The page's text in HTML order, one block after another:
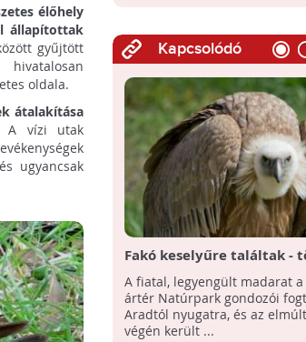
élőhely
állapítottak
gyűjtött
oldala.
átalakítása
A vízi utak
ugyancsak
Kapcsolódó
Fakó keselyűre találtak -
70 éve tűnt el
A fiatal, legyengült madarat a
ártér Natúrpark gondozói
Aradtól nyugatra, és az
végén került ...